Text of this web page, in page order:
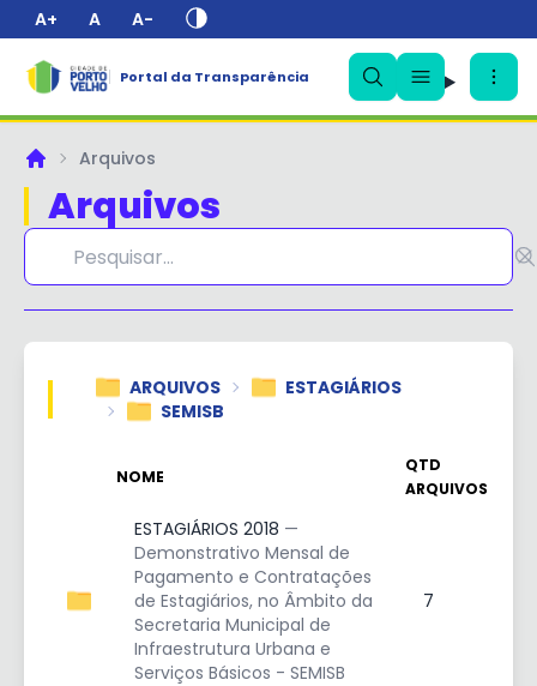
A+ A A-
Portal da Transparência
PrincipalArquivos
Arquivos
ARQUIVOS
ESTAGIÁRIOS
SEMISB
NOME
QTD
ARQUIVOS
ESTAGIÁRIOS 2018 —
Demonstrativo Mensal de
Pagamento e Contratações
de Estagiários, no Âmbito da
Secretaria Municipal de
Infraestrutura Urbana e
Serviços Básicos - SEMISB
7